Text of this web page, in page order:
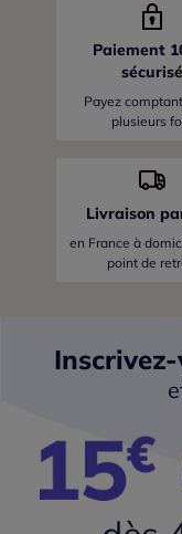
Paiement
sécurisé
Payez
plusieurs
Livraison
en France à
point de